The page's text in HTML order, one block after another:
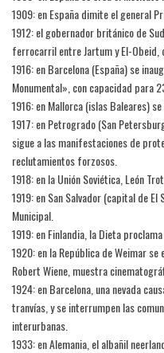
1909: en España dimite el general
1912: el gobernador británico de
ferrocarril entre Jartum y El-Obeid,
1916: en Barcelona (España) se
Monumental», con capacidad para
1916: en Mallorca (islas Baleares)
1917: en Petrogrado (San
sigue a las manifestaciones de
reclutamientos forzosos.
1918: en la Unión Soviética, León
1919: en San Salvador (capital de
Municipal.
1919: en Finlandia, la Dieta
1920: en la República de Weimar
Robert Wiene, muestra
1924: en Barcelona, una nevada
tranvías, y se interrumpen las
interurbanas.
1933: en Alemania, el albañil